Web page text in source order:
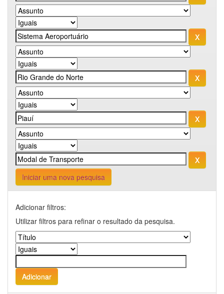
Iniciar uma nova pesquisa
Adicionar filtros:
Utilizar filtros para refinar o resultado da pesquisa.